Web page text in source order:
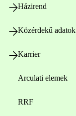
Házirend
Közérdekű adatok
Karrier
Arculati elemek
RRF